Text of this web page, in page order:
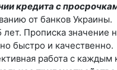
кредита с
от банков Украины.
Прописка значение
быстро и качественно.
работа с каждым